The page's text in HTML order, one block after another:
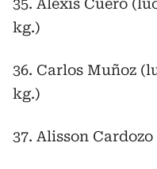
35. Alexis Cuero
kg.)
36. Carlos Muñoz
kg.)
37. Alisson